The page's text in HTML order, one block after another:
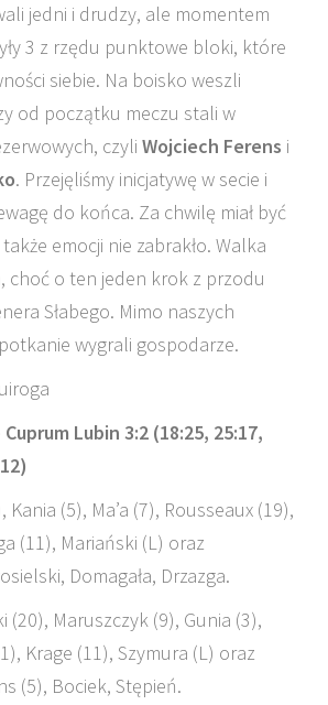
jedni i drudzy, ale momentem
3 z rzędu punktowe bloki, które
siebie. Na boisko weszli
od początku meczu stali w
czyli Wojciech Ferens i
. Przejęliśmy inicjatywę w secie i
do końca. Za chwilę miał być
emocji nie zabrakło. Walka
choć o ten jeden krok z przodu
Słabego. Mimo naszych
wygrali gospodarze.
Lubin 3:2 (18:25, 25:17,
Kania (5), Ma’a (7), Rousseaux (19),
(11), Mariański (L) oraz
Domagała, Drzazga.
(20), Maruszczyk (9), Gunia (3),
Krage (11), Szymura (L) oraz
(5), Bociek, Stępień.